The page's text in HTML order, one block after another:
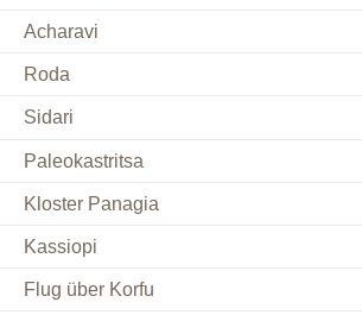
Acharavi
Roda
Sidari
Paleokastritsa
Kloster Panagia
Kassiopi
Flug über Korfu